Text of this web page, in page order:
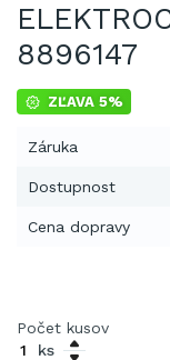
8896147
ZĽAVA 5%
Záruka
Dostupnost
Cena dopravy
Počet kusov
ks